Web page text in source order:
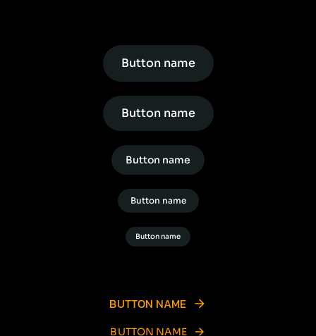
Button name
Button name
Button name
Button name
Button name
BUTTON NAME
BUTTON NAME